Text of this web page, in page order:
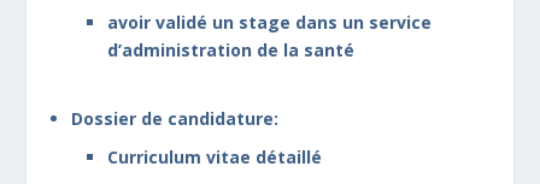
avoir validé un stage dans un service
d’administration de la santé
Dossier de candidature:
Curriculum vitae détaillé